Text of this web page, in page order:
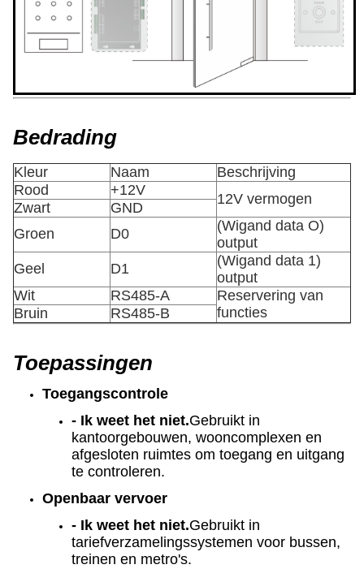
Bedrading
Kleur Naam
Beschrijving
Rood
+12V
12V vermogen
Zwart
GND
Groen
D0
(Wigand data O)
output
Geel
D1
(Wigand data 1)
output
Wit
RS485-A
Reservering van
functies
Bruin RS485-B
Toepassingen
Toegangscontrole
- Ik weet het niet.Gebruikt in
kantoorgebouwen, wooncomplexen en
afgesloten ruimtes om toegang en uitgang
te controleren.
Openbaar vervoer
- Ik weet het niet.Gebruikt in
tariefverzamelingssystemen voor bussen,
treinen en metro's.